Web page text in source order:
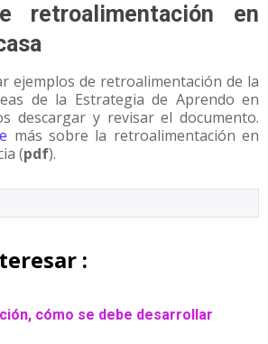
retroalimentación en
ejemplos de retroalimentación de la
de la Estrategia de Aprendo en
descargar y revisar el documento.
más sobre la retroalimentación en
(pdf).
:
cómo se debe desarrollar